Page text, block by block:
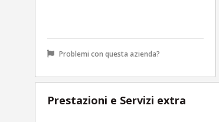
Problemi con questa azienda?
Prestazioni e Servizi extra